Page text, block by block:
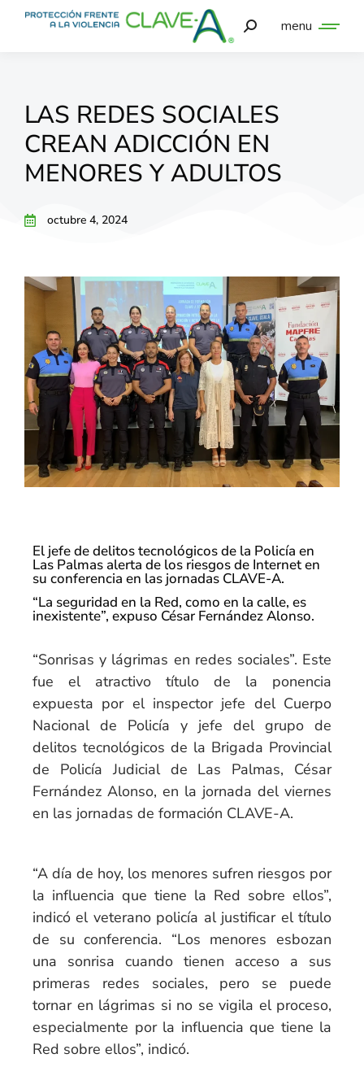
menu
LAS REDES SOCIALES
CREAN ADICCIÓN EN
MENORES Y ADULTOS
octubre 4, 2024
El jefe de delitos tecnológicos de la Policía en
Las Palmas alerta de los riesgos de Internet en
su conferencia en las jornadas CLAVE-A.
“La seguridad en la Red, como en la calle, es
inexistente”, expuso César Fernández Alonso.
“Sonrisas y lágrimas en redes sociales”. Este
fue el atractivo título de la ponencia
expuesta por el inspector jefe del Cuerpo
Nacional de Policía y jefe del grupo de
delitos tecnológicos de la Brigada Provincial
de Policía Judicial de Las Palmas, César
Fernández Alonso, en la jornada del viernes
en las jornadas de formación CLAVE-A.
“A día de hoy, los menores sufren riesgos por
la influencia que tiene la Red sobre ellos”,
indicó el veterano policía al justificar el título
de su conferencia. “Los menores esbozan
una sonrisa cuando tienen acceso a sus
primeras redes sociales, pero se puede
tornar en lágrimas si no se vigila el proceso,
especialmente por la influencia que tiene la
Red sobre ellos”, indicó.